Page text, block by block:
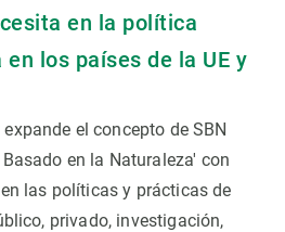
en la política
los países de la UE y
el concepto de SBN
en la Naturaleza' con
las políticas y prácticas de
privado, investigación,